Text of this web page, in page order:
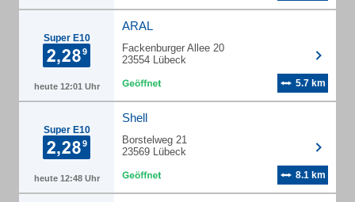
Super E10
heute 12:01 Uhr
ARAL
Fackenburger Allee 20
23554 Lübeck
5.7 km
Super E10
heute 12:48 Uhr
Shell
Borstelweg 21
23569 Lübeck
8.1 km